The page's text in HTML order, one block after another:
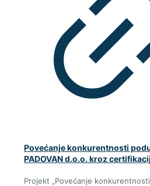
Povećanje konkurentnosti
PADOVAN d.o.o. kroz
Projekt „Povećanje